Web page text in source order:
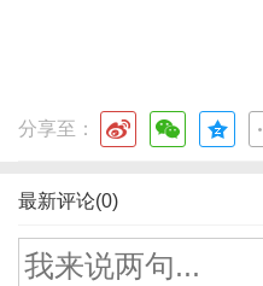
分享至：
最新评论(0)